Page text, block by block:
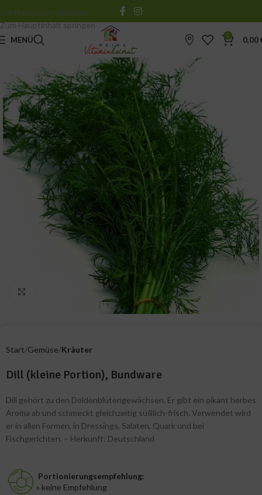
Zur Navigation springen
Zum Hauptinhalt springen
MENÜ 0 0,00
Zum Vergrößern klicken
Start Gemüse Kräuter
Dill (kleine Portion), Bundware
Dill gehört zu den Doldenblütengewächsen. Er gibt ein pikant herbes
Aroma ab und schmeckt gleichzeitig süßlich-frisch. Verwendet wird
er in allen Formen, in Dressings, Salaten, Quark und bei
Fischgerichten. – Herkunft: Deutschland
Portionierungsempfehlung:
» keine Empfehlung